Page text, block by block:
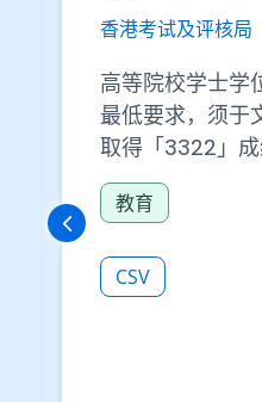
香港考试及评核局
高等院校学士学
最低要求，须于
取得「3322」成
及英国语文科均
数学必修部分及
科目中取得「
教育
CSV